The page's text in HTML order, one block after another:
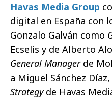
Havas Media Group
digital en España con
Gonzalo Galván como
Ecselis y de Alberto
General Managerde
a Miguel Sánchez Díaz,
Strategyde Havas